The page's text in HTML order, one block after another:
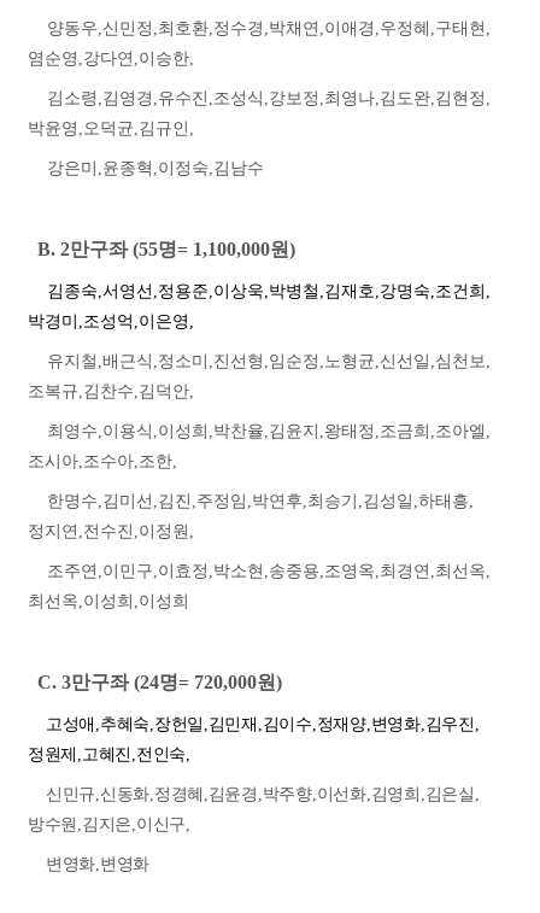
양동우,신민정 ,최호환,정수경 ,박채연 ,이애경 ,우정혜 ,구태현 ,
염순영 ,강다연 ,이승한,
김소령 ,김영경 ,유수진 ,조성식 ,강보정 ,최영나,김도완,김현정 ,
박윤영 ,오덕균,김규인 ,
강은미 ,윤종혁 ,이정숙,김남수
B. 2만구좌(55명= 1,100,000원)
김종숙,서영선 ,정용준,이상욱,박병철 ,김재호,강명숙,조건희 ,
박경미 ,조성억 ,이은영 ,
유지철 ,배근식 ,정소미 ,진선형 ,임순정 ,노형균,신선일 ,심천보,
조복규,김찬수,김덕안,
최영수,이용식 ,이성희 ,박찬율,김윤지 ,왕태정 ,조금희 ,조아엘 ,
조시아,조수아,조한,
한명수,김미선 ,김진 ,주정임 ,박연후,최승기 ,김성일 ,하태흥,
정지연 ,전수진 ,이정원 ,
조주연 ,이민구,이효정 ,박소현 ,송중용,조영옥,최경연 ,최선옥,
최선옥,이성희 ,이성희
C. 3만구좌(24명= 720,000원)
고성애 ,추혜숙,장헌일 ,김민재 ,김이수,정재양,변영화,김우진 ,
정원제 ,고혜진 ,전인숙,
신민규,신동화,정경혜 ,김윤경 ,박주향,이선화,김영희 ,김은실 ,
방수원 ,김지은,이신구,
변영화,변영화